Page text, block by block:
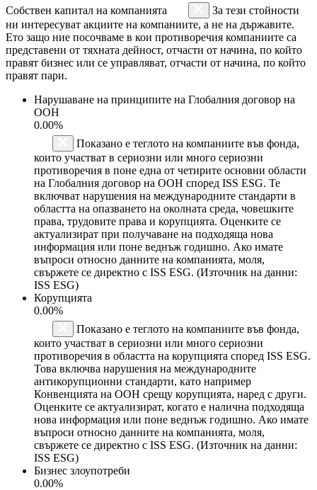
Собствен капитал на компанията
За тези стойности
ни интересуват акциите на компаниите, а не на държавите.
Ето защо ние посочваме в кои противоречия компаниите са
представени от тяхната дейност, отчасти от начина, по който
правят бизнес или се управляват, отчасти от начина, по който
правят пари.
Нарушаване на принципите на Глобалния договор на
ООН
0.00%
Показано е теглото на компаниите във фонда,
които участват в сериозни или много сериозни
противоречия в поне една от четирите основни области
на Глобалния договор на ООН според ISS ESG. Те
включват нарушения на международните стандарти в
областта на опазването на околната среда, човешките
права, трудовите права и корупцията. Оценките се
актуализират при получаване на подходяща нова
информация или поне веднъж годишно. Ако имате
въпроси относно данните на компанията, моля,
свържете се директно с ISS ESG. (Източник на данни:
ISS ESG)
Корупцията
0.00%
Показано е теглото на компаниите във фонда,
които участват в сериозни или много сериозни
противоречия в областта на корупцията според ISS ESG.
Това включва нарушения на международните
антикорупционни стандарти, като например
Конвенцията на ООН срещу корупцията, наред с други.
Оценките се актуализират, когато е налична подходяща
нова информация или поне веднъж годишно. Ако имате
въпроси относно данните на компанията, моля,
свържете се директно с ISS ESG. (Източник на данни:
ISS ESG)
Бизнес злоупотреби
0.00%